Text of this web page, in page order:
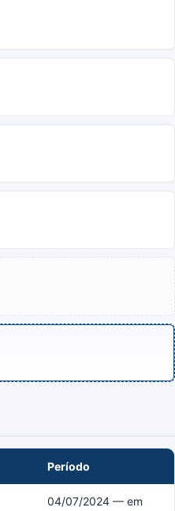
Período
04/07/2024 — em